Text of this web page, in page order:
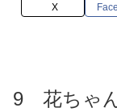
X
9 花ちゃ